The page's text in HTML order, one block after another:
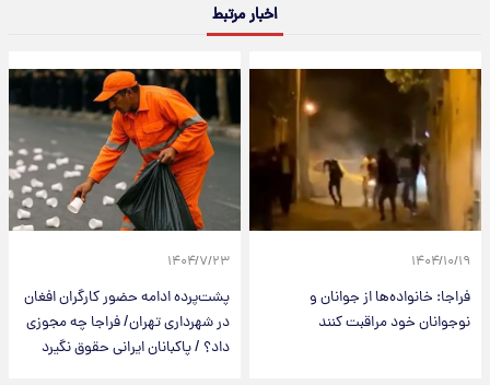
اخبار مرتبط
۱۴۰۴/۱۰/۱۹
فراجا: خانواده‌ها از جوانان و
نوجوانان خود مراقبت کنند
۱۴۰۴/۷/۲۳
پشت‌پرده ادامه حضور کارگران افغان
در شهرداری تهران/ فراجا چه مجوزی
داد؟ / پاکبانان ایرانی حقوق نگیرد